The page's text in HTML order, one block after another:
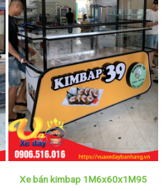
Xe bán kimbap 1M6x60x1M95